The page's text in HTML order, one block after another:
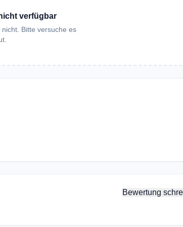
verfügbar
Bitte versuche es
Bewertung